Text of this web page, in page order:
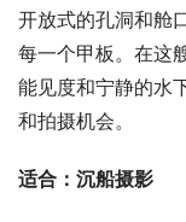
开放式的孔洞和舱
每一个甲板。在这
能见度和宁静的水
和拍摄机会。
适合：沉船摄影